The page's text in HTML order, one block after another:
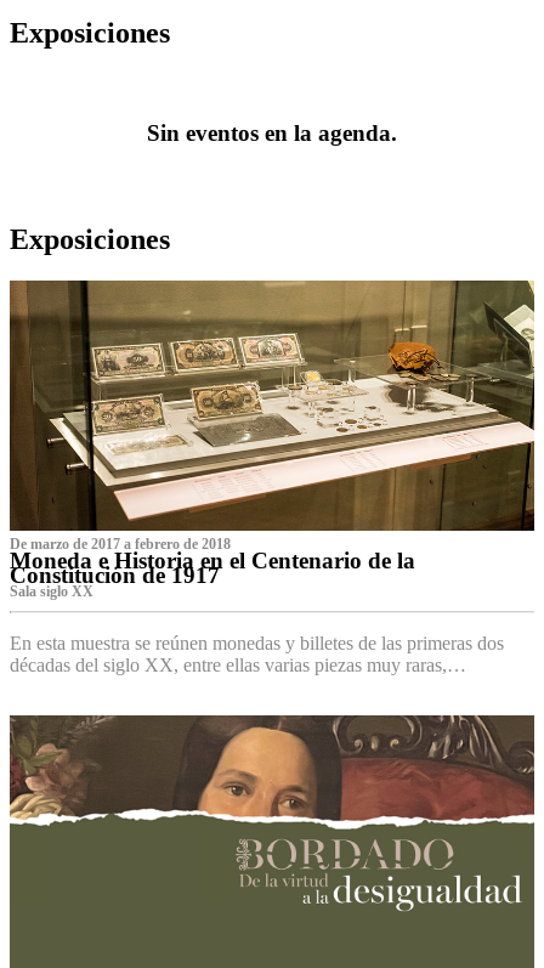
Exposiciones
Sin eventos en la agenda.
Exposiciones
De marzo de 2017 a febrero de 2018
Moneda e Historia en el Centenario de la
Constitución de 1917
Sala siglo XX
En esta muestra se reúnen monedas y billetes de las primeras dos
décadas del siglo XX, entre ellas varias piezas muy raras,…